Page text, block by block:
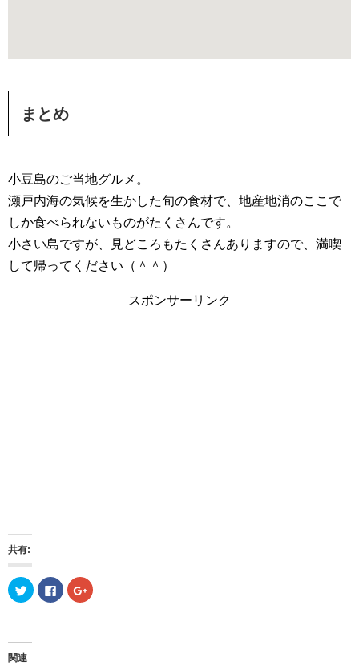
まとめ
小豆島のご当地グルメ。
瀬戸内海の気候を生かした旬の食材で、地産地消のここで
しか食べられないものがたくさんです。
小さい島ですが、見どころもたくさんありますので、満喫
して帰ってください（＾＾）
スポンサーリンク
共有:
ク
リ
T
F
a
ク
リ
関連